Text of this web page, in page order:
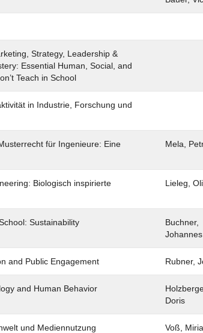
Strategy, Leadership &
Essential Human, Social, and
Teach in School
in Industrie, Forschung und
für Ingenieure: Eine
Mela,
Biologisch inspirierte
Lieleg,
Sustainability
Buchner,
Johannes
and Public Engagement Rubner,
and Human Behavior
Doris
und Mediennutzung Voß,